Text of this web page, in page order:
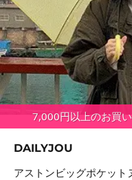
7,000円以上のお買
DAILYJOU
アストンビッグポケッ